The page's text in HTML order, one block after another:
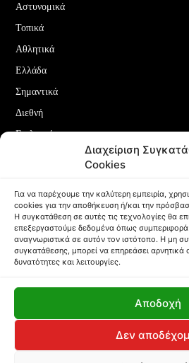
Διαχείριση
Cookies
Για να παρέχουμε την καλύτερη εμπειρία,
cookies για την αποθήκευση ή/και την
Η συγκατάθεση σε αυτές τις τεχνολογίες θα
επεξεργαστούμε δεδομένα όπως συμπεριφορά
αναγνωριστικά σε αυτόν τον ιστότοπο. Η μη
συγκατάθεσης, μπορεί να επηρεάσει αρνητικά
δυνατότητες και λειτουργίες.
Αποδοχή
Δεν
Αστυνομικά
Τοπικά
Αθλητικά
Ελλάδα
Σημαντικά
Διεθνή
Επιλεγμένα
ΌΡΟΙ ΚΑΙ ΠΡΟΫΠΟΘΈΣΕΙΣ
Copyright ©